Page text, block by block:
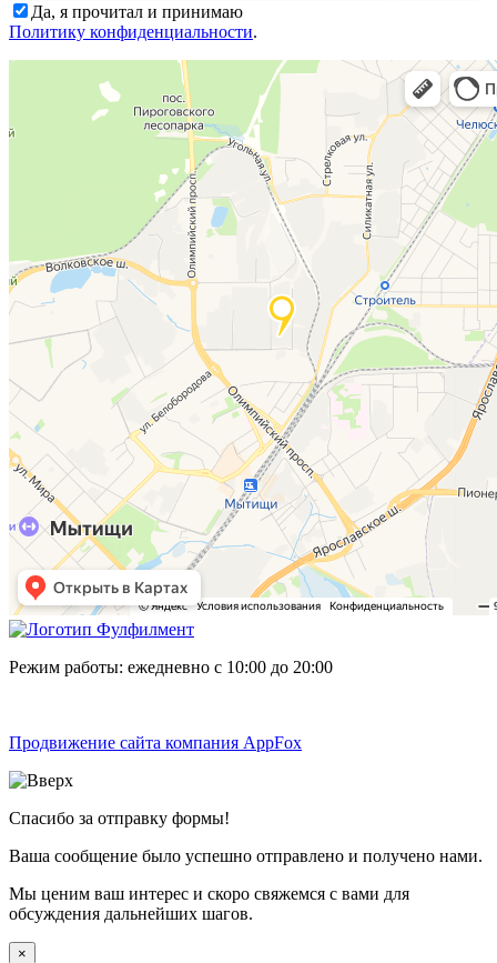
Да, я прочитал и принимаю
Политику конфиденциальности.
Режим работы: ежедневно с 10:00 до 20:00
Продвижение сайта компания AppFox
Спасибо за отправку формы!
Ваша сообщение было успешно отправлено и получено нами.
Мы ценим ваш интерес и скоро свяжемся с вами для
обсуждения дальнейших шагов.
×